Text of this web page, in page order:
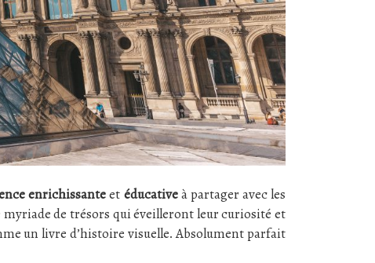
enrichissanteet éducativeà partager avec les
myriade de trésors qui éveilleront leur curiosité et
un livre d’histoire visuelle. Absolument parfait